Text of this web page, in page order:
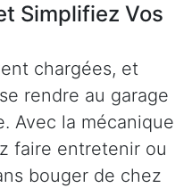
Simplifiez Vos
chargées, et
rendre au garage
Avec la mécanique
faire entretenir ou
bouger de chez